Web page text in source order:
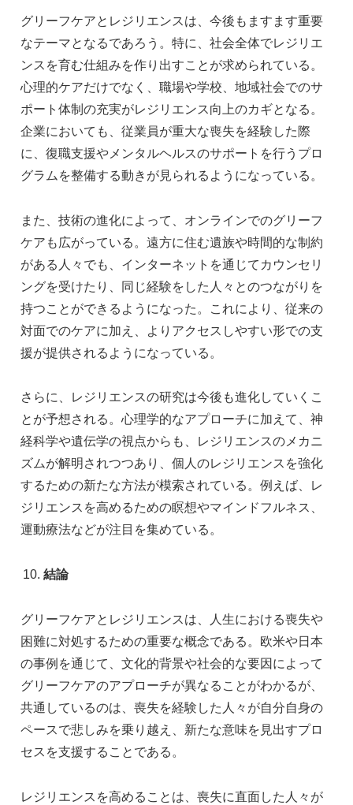
グリーフケアとレジリエンスは、今後もますます重要
なテーマとなるであろう。特に、社会全体でレジリエ
ンスを育む仕組みを作り出すことが求められている。
心理的ケアだけでなく、職場や学校、地域社会でのサ
ポート体制の充実がレジリエンス向上のカギとなる。
企業においても、従業員が重大な喪失を経験した際
に、復職支援やメンタルヘルスのサポートを行うプロ
グラムを整備する動きが見られるようになっている。
また、技術の進化によって、オンラインでのグリーフ
ケアも広がっている。遠方に住む遺族や時間的な制約
がある人々でも、インターネットを通じてカウンセリ
ングを受けたり、同じ経験をした人々とのつながりを
持つことができるようになった。これにより、従来の
対面でのケアに加え、よりアクセスしやすい形での支
援が提供されるようになっている。
さらに、レジリエンスの研究は今後も進化していくこ
とが予想される。心理学的なアプローチに加えて、神
経科学や遺伝学の視点からも、レジリエンスのメカニ
ズムが解明されつつあり、個人のレジリエンスを強化
するための新たな方法が模索されている。例えば、レ
ジリエンスを高めるための瞑想やマインドフルネス、
運動療法などが注目を集めている。
結論
グリーフケアとレジリエンスは、人生における喪失や
困難に対処するための重要な概念である。欧米や日本
の事例を通じて、文化的背景や社会的な要因によって
グリーフケアのアプローチが異なることがわかるが、
共通しているのは、喪失を経験した人々が自分自身の
ペースで悲しみを乗り越え、新たな意味を見出すプロ
セスを支援することである。
レジリエンスを高めることは、喪失に直面した人々が